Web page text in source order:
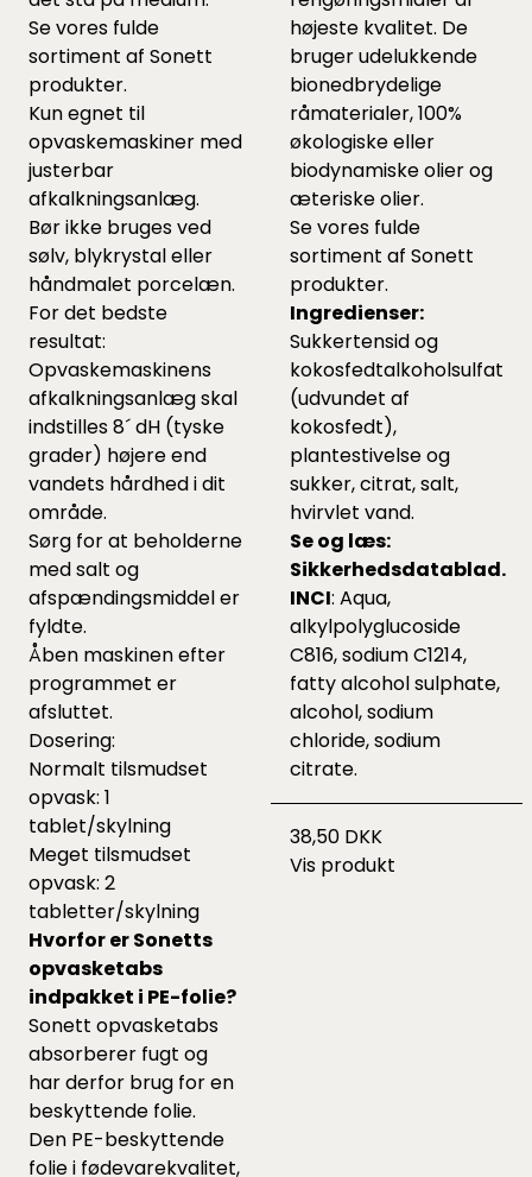
Se vores fulde
sortiment af Sonett
produkter.
Kun egnet til
opvaskemaskiner med
justerbar
afkalkningsanlæg.
Bør ikke bruges ved
sølv, blykrystal eller
håndmalet porcelæn.
For det bedste
resultat:
Opvaskemaskinens
afkalkningsanlæg skal
indstilles 8´ dH (tyske
grader) højere end
vandets hårdhed i dit
område.
Sørg for at beholderne
med salt og
afspændingsmiddel er
fyldte.
Åben maskinen efter
programmet er
afsluttet.
Dosering:
Normalt tilsmudset
opvask: 1
tablet/skylning
Meget tilsmudset
opvask: 2
tabletter/skylning
Hvorfor er Sonetts
opvasketabs
indpakket i PE-folie?
Sonett opvasketabs
absorberer fugt og
har derfor brug for en
beskyttende folie.
Den PE-beskyttende
folie i fødevarekvalitet,
højeste kvalitet. De
bruger udelukkende
bionedbrydelige
råmaterialer, 100%
økologiske eller
biodynamiske olier og
æteriske olier.
Se vores fulde
sortiment af Sonett
produkter.
Ingredienser:
Sukkertensid og
kokosfedtalkoholsulfat
(udvundet af
kokosfedt),
plantestivelse og
sukker, citrat, salt,
hvirvlet vand.
Se og læs:
Sikkerhedsdatablad.
INCI: Aqua,
alkylpolyglucoside
C816, sodium C1214,
fatty alcohol sulphate,
alcohol, sodium
chloride, sodium
citrate.
38,50 DKK
Vis produkt